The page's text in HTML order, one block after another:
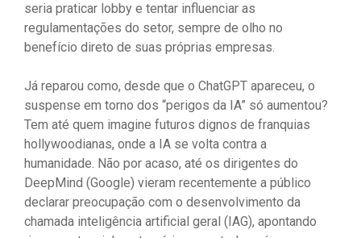
seria praticar lobby e tentar influenciar as
regulamentações do setor, sempre de olho no
benefício direto de suas próprias empresas.
Já reparou como, desde que o ChatGPT apareceu, o
suspense em torno dos “perigos da IA” só aumentou?
Tem até quem imagine futuros dignos de franquias
hollywoodianas, onde a IA se volta contra a
humanidade. Não por acaso, até os dirigentes do
DeepMind (Google) vieram recentemente a público
declarar preocupação com o desenvolvimento da
chamada inteligência artificial geral (IAG), apontando